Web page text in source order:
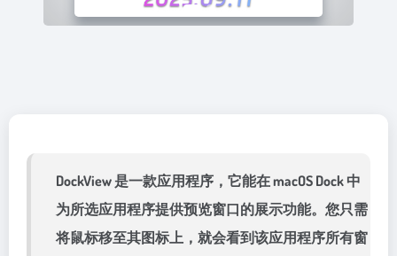
DockView 是一款应用程序，它能在 macOS Dock 中
为所选应用程序提供预览窗口的展示功能。您只需
将鼠标移至其图标上，就会看到该应用程序所有窗